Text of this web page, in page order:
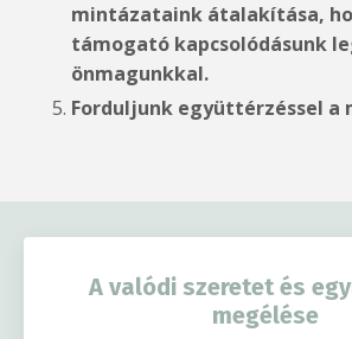
mintázataink átalakítása,
támogató kapcsolódásunk
önmagunkkal.
Forduljunk együttérzéssel a
A valódi szeretet és
megélése